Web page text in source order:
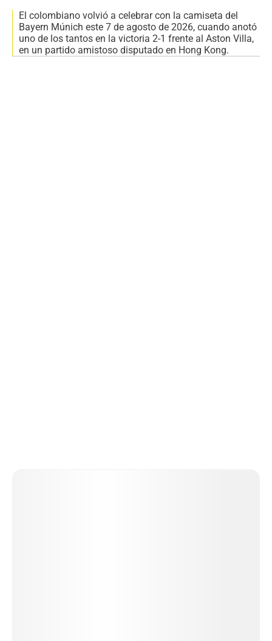
El colombiano volvió a celebrar con la camiseta del
Bayern Múnich este 7 de agosto de 2026, cuando anotó
uno de los tantos en la victoria 2-1 frente al Aston Villa,
en un partido amistoso disputado en Hong Kong.